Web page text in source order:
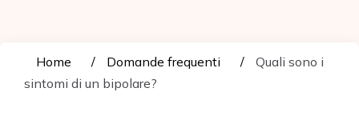
Home Domande frequenti
Quali sono i
sintomi di un bipolare?